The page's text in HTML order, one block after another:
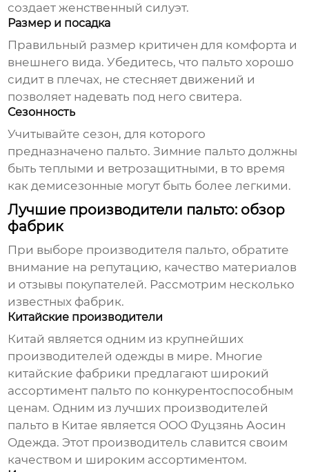
создает женственный силуэт.
Размер и посадка
Правильный размер критичен для комфорта и
внешнего вида. Убедитесь, что пальто хорошо
сидит в плечах, не стесняет движений и
позволяет надевать под него свитера.
Сезонность
Учитывайте сезон, для которого
предназначено пальто. Зимние пальто должны
быть теплыми и ветрозащитными, в то время
как демисезонные могут быть более легкими.
Лучшие производители пальто: обзор
фабрик
При выборе производителя пальто, обратите
внимание на репутацию, качество материалов
и отзывы покупателей. Рассмотрим несколько
известных фабрик.
Китайские производители
Китай является одним из крупнейших
производителей одежды в мире. Многие
китайские фабрики предлагают широкий
ассортимент пальто по конкурентоспособным
ценам. Одним из лучших производителей
пальто в Китае является ООО Фуцзянь Аосин
Одежда. Этот производитель славится своим
качеством и широким ассортиментом.